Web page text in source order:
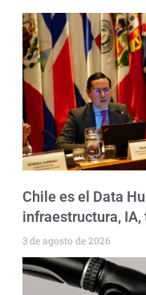
Chile es el Data
infraestructura,
3 de agosto de 2026